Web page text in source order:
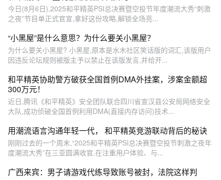
今日(8月6日),2025和平精英PSI总决赛暨空投节年度潮流大秀“刺激
之夜”节目单正式官宣,拿好这份攻略,解锁全场亮...
“小黑屋”是什么意思？为什么要关小黑屋？
为什么要关小黑屋? 小黑屋,原本是水木社区笑话版的词汇,该版用户
因违反论坛规则被版主予以禁止在该版发言,并给开...
和平精英协助警方破获全国首例DMA外挂案，涉案金额超
300万元！
近日,腾讯《和平精英》安全团队联合四川省宣汉县公安局网络安全
大队,成功侦破全国首例利用DMA(直接内存访问)技术...
用潮流语言沟通年轻一代， 和平精英竞游联动背后的秘诀
刚刚过去的一个周末,“2025和平精英PSI总决赛暨空投节刺激之夜年
度潮流大秀”在三亚圆满收官,在注重用户体验、与...
广西来宾：男子请游戏代练导致账号被封，法院这样判